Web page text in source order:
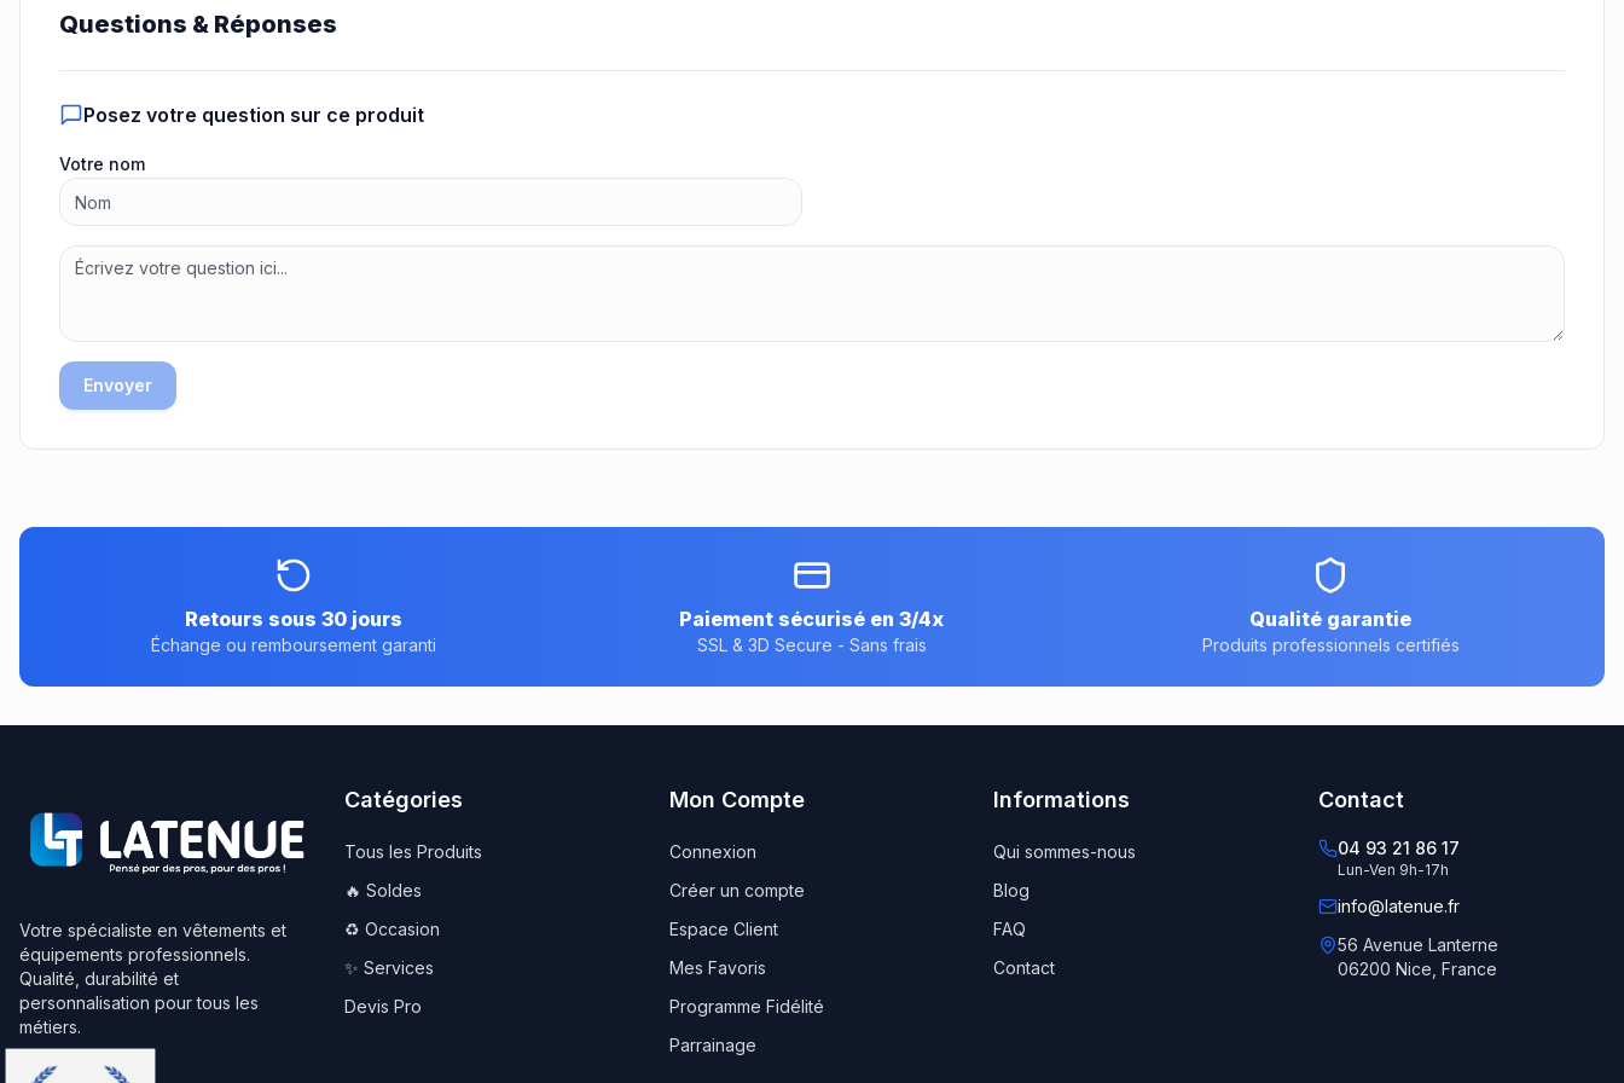
Questions & Réponses
Posez votre question sur ce produit
Votre nom
Envoyer
Retours sous 30 jours
Échange ou remboursement garanti
Paiement sécurisé en 3/4x
SSL & 3D Secure - Sans frais
Qualité garantie
Produits professionnels certifiés
Votre spécialiste en vêtements et
équipements professionnels.
Qualité, durabilité et
personnalisation pour tous les
métiers.
Catégories
Tous les Produits
🔥 Soldes
♻️ Occasion
✨ Services
Devis Pro
Mon Compte
Connexion
Créer un compte
Espace Client
Mes Favoris
Programme Fidélité
Parrainage
Informations
Qui sommes-nous
Blog
FAQ
Contact
Contact
04 93 21 86 17
Lun-Ven 9h-17h
info@latenue.fr
56 Avenue Lanterne
06200 Nice, France